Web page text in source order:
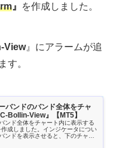
』 を作成しました。
View』にアラームが追
す。
バンドのバンド全体をチャ
Bollin-View』【MT5】
ンド全体をチャート内に表示する
作成しました。インジケータについ
ンドを表示させると、下のチャー